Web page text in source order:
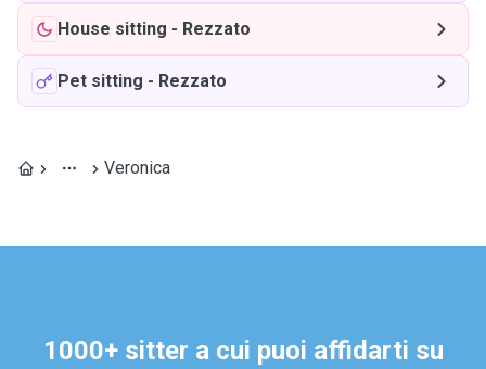
House sitting - Rezzato
Pet sitting - Rezzato
Veronica
1000+ sitter a cui puoi affidarti su